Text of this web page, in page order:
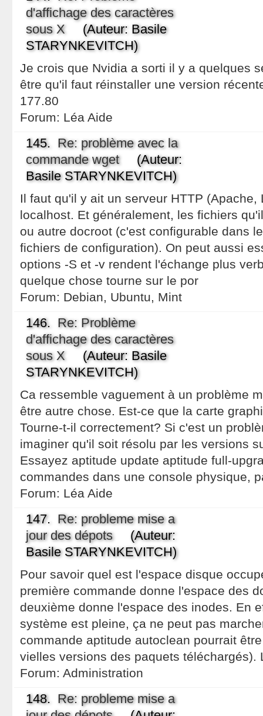
d'affichage des caractères
sous X(Auteur: Basile
STARYNKEVITCH)
Je crois que Nvidia a sorti il y a quelques
être qu'il faut réinstaller une version
177.80
Forum: Léa Aide
145. Re: problème avec la
commande wget(Auteur:
Basile STARYNKEVITCH)
Il faut qu'il y ait un serveur HTTP
localhost. Et généralement, les fichiers
ou autre docroot (c'est configurable dans
fichiers de configuration). On peut aussi
options -S et -v rendent l'échange plus
quelque chose tourne sur le por
Forum: Debian, Ubuntu, Mint
146. Re: Problème
d'affichage des caractères
sous X(Auteur: Basile
STARYNKEVITCH)
Ca ressemble vaguement à un problème
être autre chose. Est-ce que la carte
Tourne-t-il correctement? Si c'est un
imaginer qu'il soit résolu par les versions
Essayez aptitude update aptitude full-
commandes dans une console physique,
Forum: Léa Aide
147. Re: probleme mise a
jour des dépots(Auteur:
Basile STARYNKEVITCH)
Pour savoir quel est l'espace disque
première commande donne l'espace des
deuxième donne l'espace des inodes. En
système est pleine, ça ne peut pas
commande aptitude autoclean pourrait
vielles versions des paquets téléchargés).
Forum: Administration
148. Re: probleme mise a